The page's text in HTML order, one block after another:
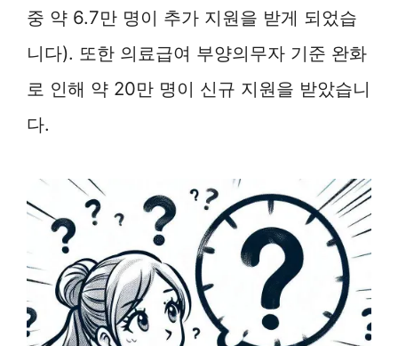
중 약 6.7만 명이 추가 지원을 받게 되었습
니다). 또한 의료급여 부양의무자 기준 완화
로 인해 약 20만 명이 신규 지원을 받았습니
다.